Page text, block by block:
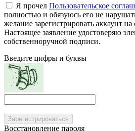
Я прочел Пользовательское
полностью и обязуюсь его не
желание зарегистрировать аккаунт
Настоящее заявление удостоверяю
собственноручной подписи.
Введите цифры и буквы
Зарегистрироваться
Восстановление пароля